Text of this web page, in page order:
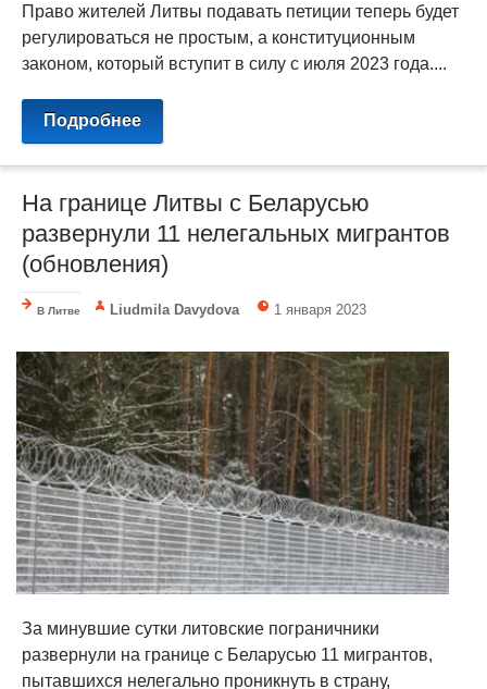
Право жителей Литвы подавать петиции теперь будет
регулироваться не простым, а конституционным
законом, который вступит в силу с июля 2023 года....
Подробнее
На границе Литвы с Беларусью
развернули 11 нелегальных мигрантов
(обновления)
В Литве Liudmila Davydova 1 января 2023
За минувшие сутки литовские пограничники
развернули на границе с Беларусью 11 мигрантов,
пытавшихся нелегально проникнуть в страну,